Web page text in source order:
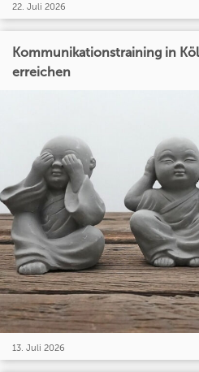
22. Juli 2026
Kommunikationstraining in
erreichen
13. Juli 2026